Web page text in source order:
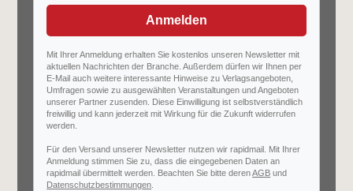
Anmelden
Mit Ihrer Anmeldung erhalten Sie kostenlos unseren Newsletter mit
aktuellen Nachrichten der Branche. Außerdem dürfen wir Ihnen per
E-Mail auch weitere interessante Hinweise zu Verlagsangeboten,
Umfragen sowie zu ausgewählten Veranstaltungen und Angeboten
unserer Partner zusenden. Diese Einwilligung ist selbstverständlich
freiwillig und kann jederzeit mit Wirkung für die Zukunft widerrufen
werden.
Für den Versand unserer Newsletter nutzen wir rapidmail. Mit Ihrer
Anmeldung stimmen Sie zu, dass die eingegebenen Daten an
rapidmail übermittelt werden. Beachten Sie bitte derenAGB und
Datenschutzbestimmungen